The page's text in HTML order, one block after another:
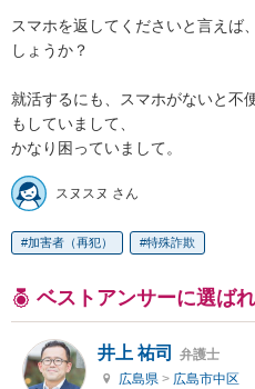
スマホを返してくださいと言えば
しょうか？
就活するにも、スマホがないと不
もしていまして、
かなり困っていまして。
スヌスヌ さん
加害者（再犯） 特殊詐欺
ベストアンサーに選ば
井上 祐司
弁護士
広島県 > 広島市中区